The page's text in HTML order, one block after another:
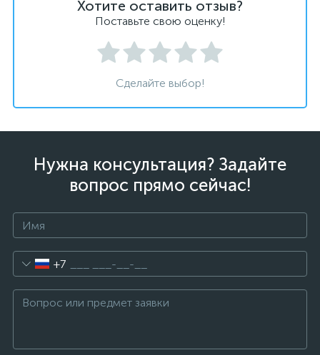
Хотите оставить отзыв?
Поставьте свою оценку!
Сделайте выбор!
Нужна консультация? Задайте
вопрос прямо сейчас!
+7